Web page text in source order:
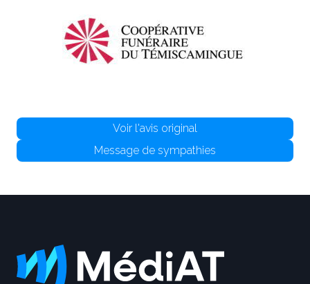
Voir l'avis original
Message de sympathies